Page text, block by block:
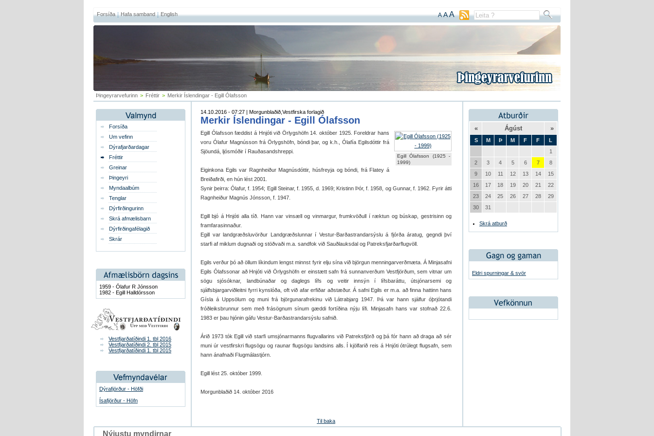
Forsíða Hafa samband English A AA
Þingeyrarvefurinn > Fréttir > Merkir Íslendingar - Egill Ólafsson
Forsíða
Um vefinn
Dýrafjarðardagar
Fréttir
Greinar
Þingeyri
Myndaalbúm
Tenglar
Dýrfirðingurinn
Skrá afmælisbarn
Dýrfirðingafélagið
Skrár
1959 - Ólafur R Jónsson
1982 - Egill Halldórsson
Vestfjarðatíðindi 1. tbl 2016
Vestfjarðatíðindi 2. tbl 2015
Vestfjarðatíðindi 1. tbl 2015
Dýrafjörður - Höfði
Ísafjörður - Höfn
14.10.2016 - 07:27 | Morgunblaðið,Vestfirska forlagið
Merkir Íslendingar - Egill Ólafsson
Egill Ólafsson (1925 -
1999)
Egill Ólafsson fæddist á Hnjóti við Örlygshöfn 14. október 1925. Foreldrar hans
voru Ólafur Magnússon frá Örlygshöfn, bóndi þar, og k.h., Ólafía Egilsdóttir frá
Sjöundá, ljósmóðir í Rauðasandshreppi.
Eiginkona Egils var Ragnheiður Magnúsdóttir, húsfreyja og bóndi, frá Flatey á
Breiðafirði, en hún lést 2001.
Synir þeirra: Ólafur, f. 1954; Egill Steinar, f. 1955, d. 1969; Kristinn Þór, f. 1958, og Gunnar, f. 1962. Fyrir átti
Ragnheiður Magnús Jónsson, f. 1947.
Egill bjó á Hnjóti alla tíð. Hann var vinsæll og vinmargur, frumkvöðull í ræktun og búskap, gestrisinn og
framfarasinnaður.
Egill var landgræðsluvörður Landgræðslunnar í Vestur-Barðastrandarsýslu á fjórða áratug, gegndi því
starfi af miklum dugnaði og stöðvaði m.a. sandfok við Sauðlauksdal og Patreksfjarðarflugvöll.
Egils verður þó að öllum líkindum lengst minnst fyrir elju sína við björgun menningarverðmæta. Á Minjasafni
Egils Ólafssonar að Hnjóti við Örlygshöfn er einstætt safn frá sunnanverðum Vestfjörðum, sem vitnar um
sögu sjósóknar, landbúnaðar og daglegs lífs og veitir innsýn í lífsbaráttu, útsjónarsemi og
sjálfsbjargarviðleitni fyrri kynslóða, oft við afar erfiðar aðstæður. Á safni Egils er m.a. að finna hattinn hans
Gísla á Uppsölum og muni frá björgunarafrekinu við Látrabjarg 1947. Þá var hann sjálfur óþrjótandi
fróðleiksbrunnur sem með frásögnum sínum gæddi fortíðina nýju lífi. Minjasafn hans var stofnað 22.6.
1983 er þau hjónin gáfu Vestur-Barðastrandarsýslu safnið.
Árið 1973 tók Egill við starfi umsjónarmanns flugvallarins við Patreksfjörð og þá fór hann að draga að sér
muni úr vestfirskri flugsögu og raunar flugsögu landsins alls. Í kjölfarið reis á Hnjóti ótrúlegt flugsafn, sem
hann ánafnaði Flugmálastjórn.
Egill lést 25. október 1999.
Morgunblaðið 14. október 2016
Til baka
« Ágúst »
S M Þ M F F
L
1
2
3 4 5 6 7
8
9
10 11 12 13 14
15
16
17 18 19 20 21
22
23
24 25 26 27 28
29
30
31
Skrá atburð
Eldri spurningar & svör
Nýjustu myndirnar